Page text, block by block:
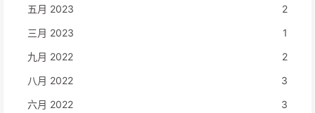
五月 2023
2
三月 2023
1
九月 2022
2
八月 2022
3
六月 2022
3